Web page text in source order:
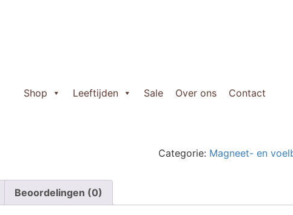
Shop Leeftijden Sale Over ons Contact
€ 19,95.€ 15,95.
Magnetibook
aantal
Categorie: Magneet- en
Beoordelingen (0)